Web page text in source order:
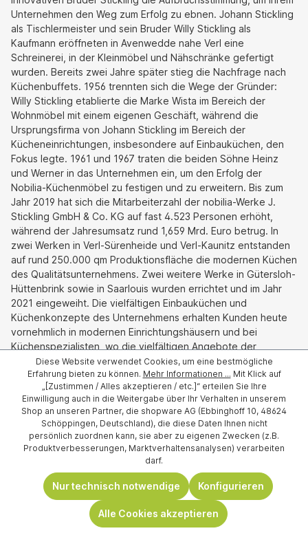
Unternehmen den Weg zum Erfolg zu ebnen. Johann Stickling
als Tischlermeister und sein Bruder Willy Stickling als
Kaufmann eröffneten in Avenwedde nahe Verl eine
Schreinerei, in der Kleinmöbel und Nähschränke gefertigt
wurden. Bereits zwei Jahre später stieg die Nachfrage nach
Küchenbuffets. 1956 trennten sich die Wege der Gründer:
Willy Stickling etablierte die Marke Wista im Bereich der
Wohnmöbel mit einem eigenen Geschäft, während die
Ursprungsfirma von Johann Stickling im Bereich der
Kücheneinrichtungen, insbesondere auf Einbauküchen, den
Fokus legte. 1961 und 1967 traten die beiden Söhne Heinz
und Werner in das Unternehmen ein, um den Erfolg der
Nobilia-Küchenmöbel zu festigen und zu erweitern. Bis zum
Jahr 2019 hat sich die Mitarbeiterzahl der nobilia-Werke J.
Stickling GmbH & Co. KG auf fast 4.523 Personen erhöht,
während der Jahresumsatz rund 1,659 Mrd. Euro betrug. In
zwei Werken in Verl-Sürenheide und Verl-Kaunitz entstanden
auf rund 250.000 qm Produktionsfläche die modernen Küchen
des Qualitätsunternehmens. Zwei weitere Werke in Gütersloh-
Hüttenbrink sowie in Saarlouis wurden errichtet und im Jahr
2021 eingeweiht. Die vielfältigen Einbauküchen und
Küchenkonzepte des Unternehmens erhalten Kunden heute
vornehmlich in modernen Einrichtungshäusern und bei
Küchenspezialisten, wo die vielfältigen Angebote der
variablen Serien großen Anklang finden.
Nobilia Küchen in Ihrer Nähe -
Lieferung und fachgerechte
Montage inklusive
Sie möchten Nobilia Küchen ganz in Ihrer Nähe kaufen? Bei
Möbel Berning in Rheine und Lingen profitieren Sie von einem
umfassenden Rundum-Service mit Lieferung und Montage. Auf
Wunsch übernehmen unsere gelernten Tischler und
Einrichtungsprofis den fachgerechten Aufbau Ihrer neuen
Diese Website verwendet Cookies, um eine bestmögliche
Erfahrung bieten zu können. Mehr Informationen ... Mit Klick auf
„[Zustimmen / Alles akzeptieren / etc.]“ erteilen Sie Ihre
Einwilligung auch in die Weitergabe über Ihr Verhalten in unserem
Shop an unseren Partner, die shopware AG (Ebbinghoff 10, 48624
Schöppingen, Deutschland), die diese Daten Ihnen nicht
persönlich zuordnen kann, sie aber zu eigenen Zwecken (z.B.
Produktverbesserungen, Marktverhaltensanalysen) verarbeiten
darf.
Nur technisch notwendige Konfigurieren
Alle Cookies akzeptieren